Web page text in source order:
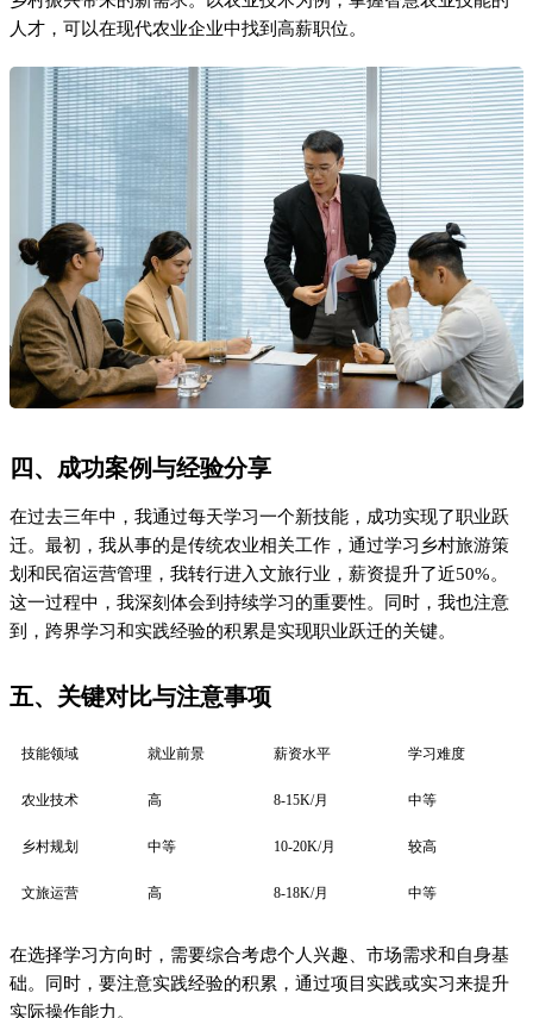
在过去三年中，我通过每天学习一个新技能，成功实现了职业跃
划和民宿运营管理，我转行进入文旅行业，薪资提升了近50%。
这一过程中，我深刻体会到持续学习的重要性。同时，我也注意
到，跨界学习和实践经验的积累是实现职业跃迁的关键。
五、关键对比与注意事项
技能领域 就业前景 薪资水平 学习难度
农业技术 高 8-15K/月 中等
乡村规划 中等 10-20K/月 较高
文旅运营 高 8-18K/月 中等
在选择学习方向时，需要综合考虑个人兴趣、市场需求和自身基
实际操作能力。
六、FAQ
乡村振兴相关工作涵盖多个领域，需要的技能包括农业技术、乡
方向。
Q2. 如何快速提升乡村振兴相关技能？
可以通过参加培训课程、在线学习平台、实践项目等方式来提升
相关技能。同时，积累实践经验对于提升就业竞争力至关重要。
Q3. 乡村振兴领域的就业前景如何？
随着乡村振兴战略的深入推进，相关领域的就业前景广阔。农业